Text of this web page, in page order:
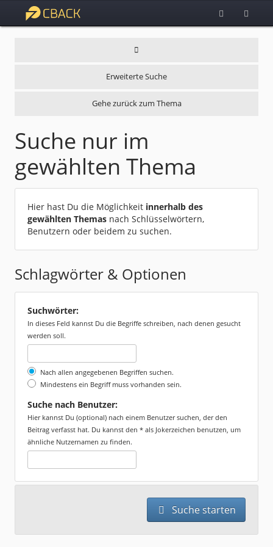
Erweiterte Suche
Gehe zurück zum Thema
Suche nur im
gewählten Thema
Hier hast Du die Möglichkeit innerhalb des
gewählten Themas nach Schlüsselwörtern,
Benutzern oder beidem zu suchen.
Schlagwörter & Optionen
Suchwörter:
In dieses Feld kannst Du die Begriffe schreiben, nach denen gesucht
werden soll.
Nach allen angegebenen Begriffen suchen.
Mindestens ein Begriff muss vorhanden sein.
Suche nach Benutzer:
Hier kannst Du (optional) nach einem Benutzer suchen, der den
Beitrag verfasst hat. Du kannst den * als Jokerzeichen benutzen, um
ähnliche Nutzernamen zu finden.
Suche starten